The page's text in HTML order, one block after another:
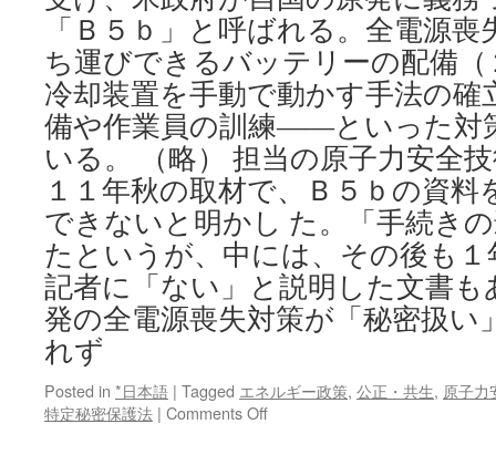
「Ｂ５ｂ」と呼ばれる。全電源
ち運びできるバッテリーの配備
冷却装置を手動で動かす手法の確
備や作業員の訓練――といった対
いる。 （略） 担当の原子力安全
１１年秋の取材で、Ｂ５ｂの資
できないと明かし た。「手続き
たというが、中には、その後も
記者に「ない」と説明した文書
発の全電源喪失対策が「秘密扱い
れず
Posted in *日本語 | Tagged エネルギー政策, 公正・共生, 原子力
特定秘密保護法 | Comments Offon